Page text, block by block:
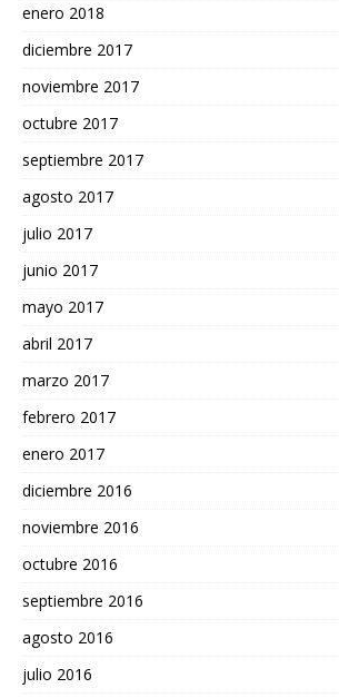
enero 2018
diciembre 2017
noviembre 2017
octubre 2017
septiembre 2017
agosto 2017
julio 2017
junio 2017
mayo 2017
abril 2017
marzo 2017
febrero 2017
enero 2017
diciembre 2016
noviembre 2016
octubre 2016
septiembre 2016
agosto 2016
julio 2016